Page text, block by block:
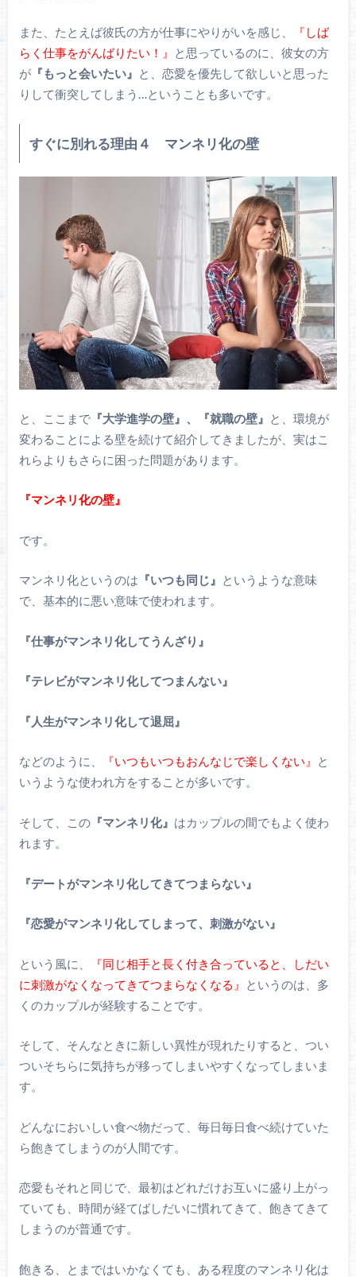
また、たとえば彼氏の方が仕事にやりがいを感じ、
『しば
らく仕事をがんばりたい！』
と思っているのに、彼女の方
が『もっと会いたい』 と、恋愛を優先して欲しいと思った
りして衝突してしまう…ということも多いです。
すぐに別れる理由４ マンネリ化の壁
と、ここまで『大学進学の壁』、『就職の壁』
と、環境が
変わることによる壁を続けて紹介してきましたが、実はこ
れらよりもさらに困った問題があります。
『マンネリ化の壁』
です。
マンネリ化というのは 『いつも同じ』 というような意味
で、基本的に悪い意味で使われます。
『仕事がマンネリ化してうんざり』
『テレビがマンネリ化してつまんない』
『人生がマンネリ化して退屈』
などのように、 『いつもいつもおんなじで楽しくない』
と
いうような使われ方をすることが多いです。
そして、この『マンネリ化』 はカップルの間でもよく使わ
れます。
『デートがマンネリ化してきてつまらない』
『恋愛がマンネリ化してしまって、刺激がない』
という風に、
『同じ相手と長く付き合っていると、しだい
に刺激がなくなってきてつまらなくなる』
というのは、多
くのカップルが経験することです。
そして、そんなときに新しい異性が現れたりすると、つい
ついそちらに気持ちが移ってしまいやすくなってしまいま
す。
どんなにおいしい食べ物だって、毎日毎日食べ続けていた
ら飽きてしまうのが人間です。
恋愛もそれと同じで、最初はどれだけお互いに盛り上がっ
ていても、時間が経てばしだいに慣れてきて、飽きてきて
しまうのが普通です。
飽きる、とまではいかなくても、ある程度のマンネリ化は